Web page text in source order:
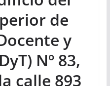
de
y
Nº 83,
calle 893